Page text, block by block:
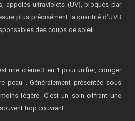
appelés ultraviolets (UV), bloqués par
plus précisément la quantité d’UVB
des coups de soleil.
une crème 3 en 1 pour unifier, corriger
peau . Généralement présentée sous
légère. C'est un soin offrant une
trop couvrant.